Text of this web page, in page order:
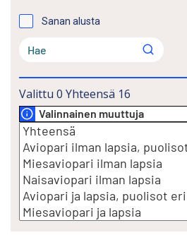
Sanan alusta
Valittu 0 Yhteensä 16
Valinnainen muuttuja